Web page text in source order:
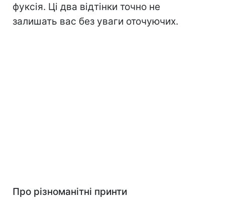
фуксія. Ці два відтінки точно не
залишать вас без уваги оточуючих.
Про різноманітні принти